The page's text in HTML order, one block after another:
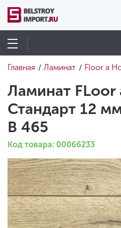
Главная / Ламинат / Floor a
Ламинат FLoor
Стандарт 12
B 465
Код товара: 00066233